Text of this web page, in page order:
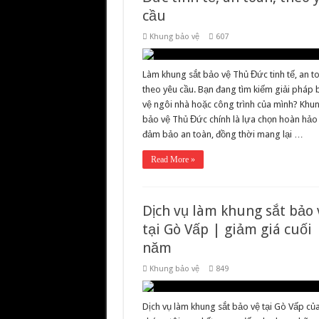
cầu
Khung bảo vệ 607
Làm khung sắt bảo vệ Thủ Đức tinh tế, an
theo yêu cầu. Bạn đang tìm kiếm giải pháp
vệ ngôi nhà hoặc công trình của mình?
bảo vệ Thủ Đức chính là lựa chọn hoàn hảo
đảm bảo an toàn, đồng thời mang lại …
Read More »
Dịch vụ làm khung sắt bảo
tại Gò Vấp | giảm giá cuối
năm
Khung bảo vệ 849
Dịch vụ làm khung sắt bảo vệ tại Gò Vấp của